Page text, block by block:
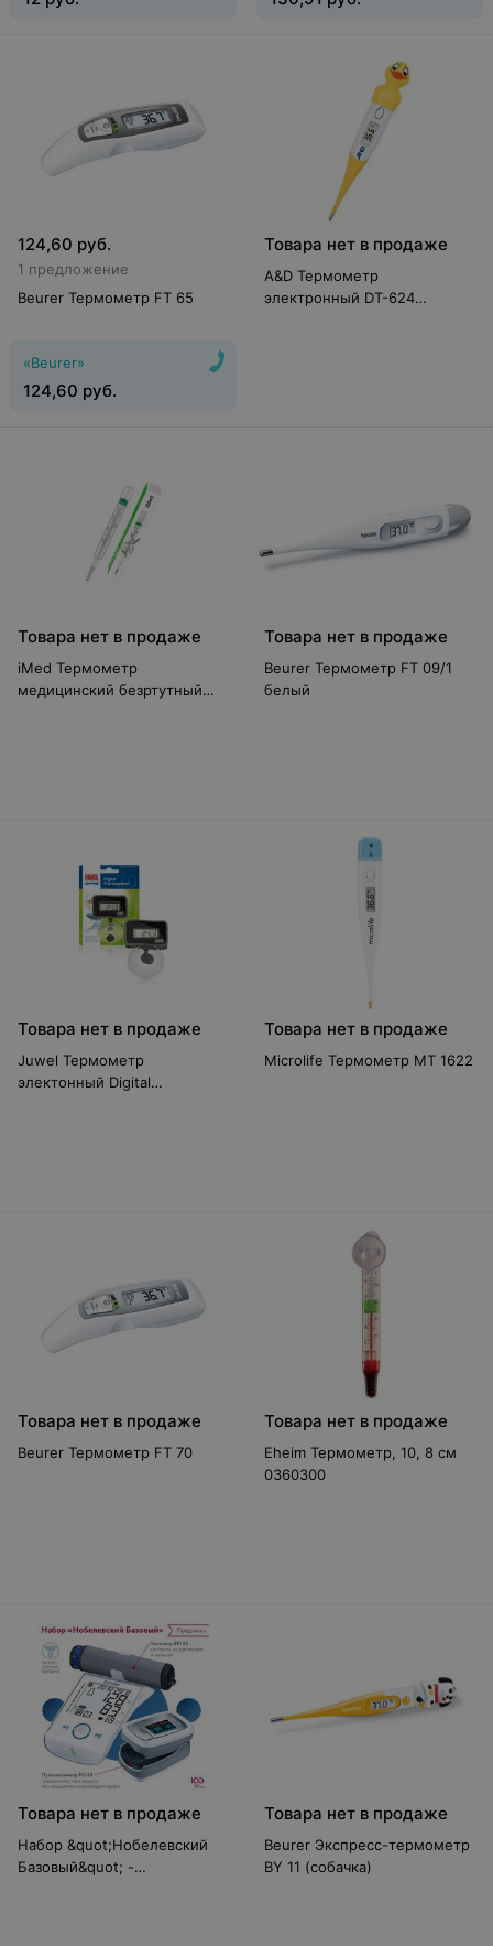
124,60 руб.
1 предложение
Beurer Термометр FT 65
«Beurer»
124,60 руб.
Товара нет в продаже
A&D Термометр
электронный DT-624
Товара нет в продаже
iMed Термометр
медицинский безртутный
Товара нет в продаже
Beurer Термометр FT 09/1
белый
Товара нет в продаже
Juwel Термометр
электонный Digital
Товара нет в продаже
Microlife Термометр MT 1622
Товара нет в продаже
Beurer Термометр FT 70
Товара нет в продаже
Eheim Термометр, 10, 8 см
0360300
Товара нет в продаже
Набор &quot;Нобелевский
Базовый&quot; -
Товара нет в продаже
Beurer Экспресс-термометр
BY 11 (собачка)